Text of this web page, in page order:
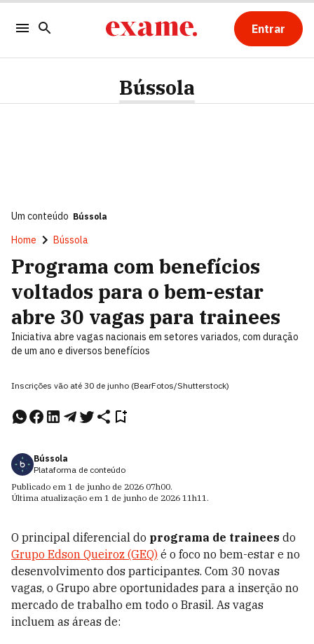
Entrar
Bússola
Um conteúdo Bússola
Home Bússola
Programa com benefícios
voltados para o bem-estar
abre 30 vagas para trainees
Iniciativa abre vagas nacionais em setores variados, com duração
de um ano e diversos benefícios
Inscrições vão até 30 de junho (BearFotos/Shutterstock)
Bússola
Plataforma de conteúdo
Publicado em 1 de junho de 2026 07h00.
Última atualização em 1 de junho de 2026 11h11.
O principal diferencial do programa de trainees do
Grupo Edson Queiroz (GEQ) é o foco no bem-estar e no
desenvolvimento dos participantes. Com 30 novas
vagas, o Grupo abre oportunidades para a inserção no
mercado de trabalho em todo o Brasil. As vagas
incluem as áreas de: